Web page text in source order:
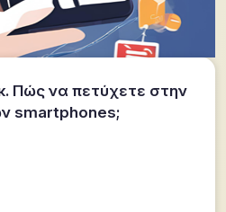
Πώς να πετύχετε στην
smartphones;